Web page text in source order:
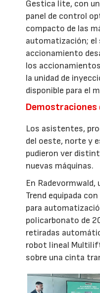
Gestica lite, con
panel de control
compacto de las
automatización; el
accionamiento
los
la unidad de
disponible para el
Demostraciones
Los asistentes,
del oeste, norte y
pudieron ver
nuevas máquinas.
En Radevormwald,
Trend equipada
para
policarbonato de
retiradas
robot lineal
sobre una cinta